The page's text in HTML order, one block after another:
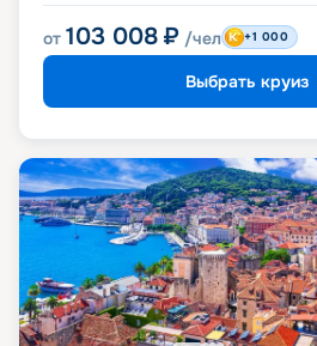
от 103 008 ₽ /чел +1 000
Выбрать круиз